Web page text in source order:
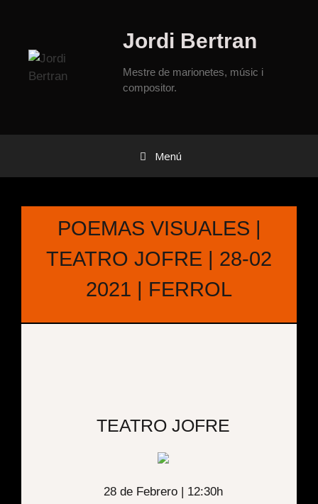
Jordi Bertran
Mestre de marionetes, músic i
compositor.
Menú
POEMAS VISUALES |
TEATRO JOFRE | 28-02
2021 | FERROL
TEATRO JOFRE
28 de Febrero | 12:30h